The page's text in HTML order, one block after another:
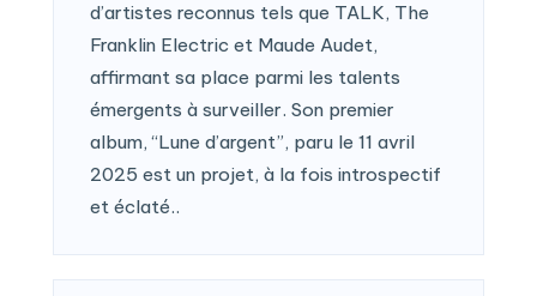
d’artistes reconnus tels que TALK, The
Franklin Electric et Maude Audet,
affirmant sa place parmi les talents
émergents à surveiller. Son premier
album, “Lune d’argent”, paru le 11 avril
2025 est un projet, à la fois introspectif
et éclaté..